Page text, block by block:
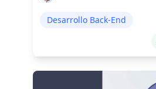
Desarrollo Back-End